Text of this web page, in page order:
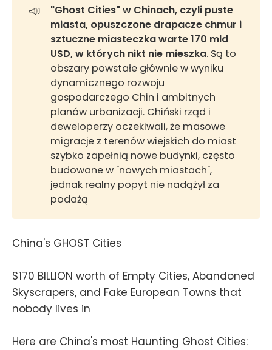
📣
"Ghost Cities" w Chinach, czyli puste
miasta, opuszczone drapacze chmur i
sztuczne miasteczka warte 170 mld
USD, w których nikt nie mieszka. Są to
obszary powstałe głównie w wyniku
dynamicznego rozwoju
gospodarczego Chin i ambitnych
planów urbanizacji. Chiński rząd i
deweloperzy oczekiwali, że masowe
migracje z terenów wiejskich do miast
szybko zapełnią nowe budynki, często
budowane w "nowych miastach",
jednak realny popyt nie nadążył za
podażą
China's GHOST Cities
$170 BILLION worth of Empty Cities, Abandoned
Skyscrapers, and Fake European Towns that
nobody lives in
Here are China's most Haunting Ghost Cities: